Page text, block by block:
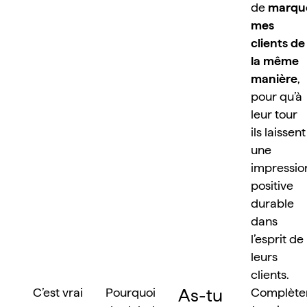
de
mes
clients de
la même
manière,
pour qu’à
leur tour
ils laissent
une
positive
durable
dans
l’esprit de
leurs
clients.
C’est vrai
Pourquoi
As-tu